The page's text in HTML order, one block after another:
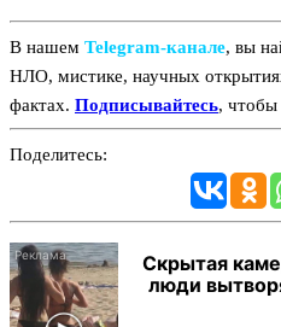
В нашем Telegram‑канале, вы
НЛО, мистике, научных
фактах. Подписывайтесь, чтобы
Поделитесь:
Скрытая
люди